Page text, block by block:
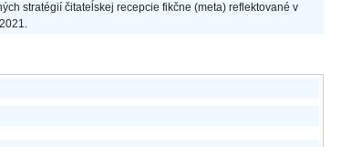
stratégií čitateĺskej recepcie fikčne (meta) reflektované v